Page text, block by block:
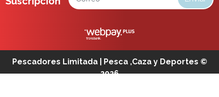
Pescadores Limitada | Pesca ,Caza y Deportes ©
2026